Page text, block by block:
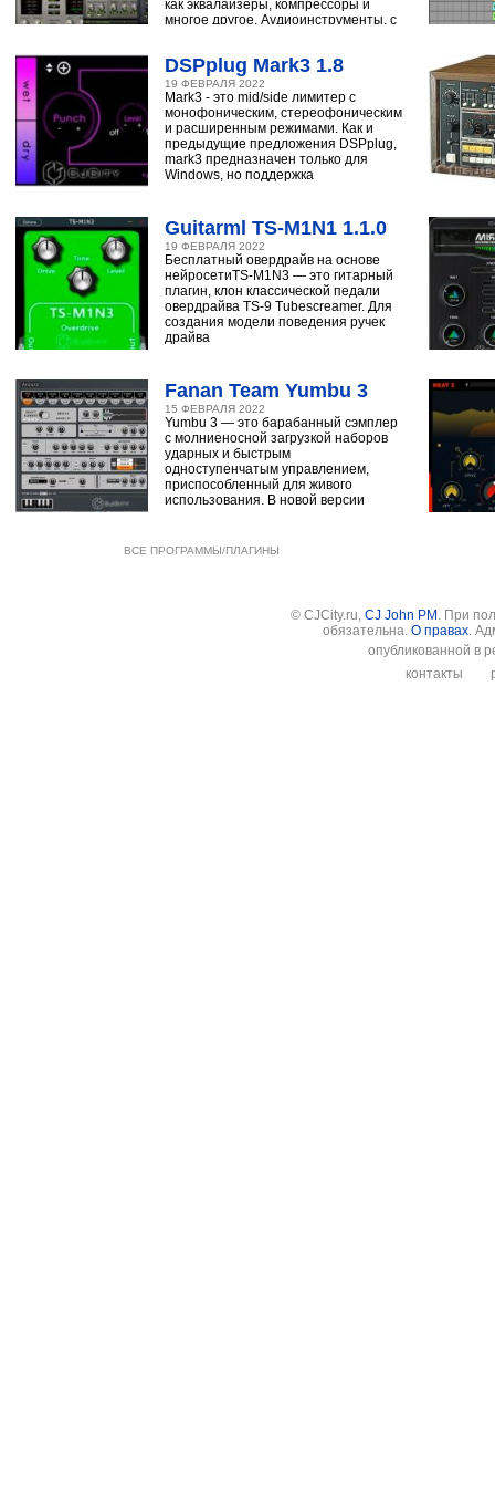
как эквалайзеры, компрессоры и
многое другое. Аудиоинструменты, с
DSPplug Mark3 1.8
19 ФЕВРАЛЯ 2022
Mark3 - это mid/side лимитер с
монофоническим, стереофоническим
и расширенным режимами. Как и
предыдущие предложения DSPplug,
mark3 предназначен только для
Windows, но поддержка
Guitarml TS-M1N1 1.1.0
19 ФЕВРАЛЯ 2022
Бесплатный овердрайв на основе
нейросетиTS-M1N3 — это гитарный
плагин, клон классической педали
овердрайва TS-9 Tubescreamer. Для
создания модели поведения ручек
драйва
Fanan Team Yumbu 3
15 ФЕВРАЛЯ 2022
Yumbu 3 — это барабанный сэмплер
с молниеносной загрузкой наборов
ударных и быстрым
одноступенчатым управлением,
приспособленный для живого
использования. В новой версии
ВСЕ ПРОГРАММЫ/ПЛАГИНЫ
© CJCity.ru, CJ John PM . При
обязательна. О правах.
опубликованной в
контакты